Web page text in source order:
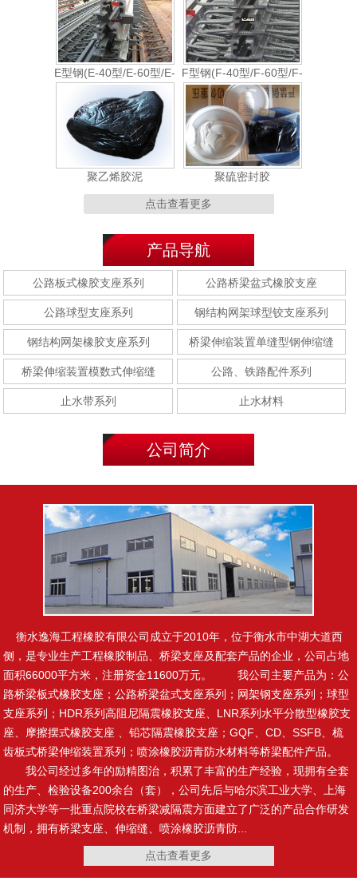
E型钢(E-40型/E-60型/E-
80型)
F型钢(F-40型/F-60型/F-
80型)
聚乙烯胶泥 聚硫密封胶
止水钢板 制品型遇水膨胀止水条
腻子型遇水膨胀止水条 橡塑止水带
复合止水带 施工缝用橡胶止水带
变形缝用橡胶止水带 橡胶止水带
可卸式橡胶止水带 自粘橡胶止水带
遇水膨胀橡胶止水带 钢边橡胶止水带
点击查看更多
产品导航
公路板式橡胶支座系列 公路桥梁盆式橡胶支座
公路球型支座系列 钢结构网架球型铰支座系列
钢结构网架橡胶支座系列 桥梁伸缩装置单缝型钢伸缩缝
桥梁伸缩装置模数式伸缩缝 公路、铁路配件系列
止水带系列 止水材料
公司简介
衡水逸海工程橡胶有限公司成立于2010年，位于衡水市中湖大道西
侧，是专业生产工程橡胶制品、桥梁支座及配套产品的企业，公司占地
面积66000平方米，注册资金11600万元。 我公司主要产品为：公
路桥梁板式橡胶支座；公路桥梁盆式支座系列；网架钢支座系列；球型
支座系列；HDR系列高阻尼隔震橡胶支座、LNR系列水平分散型橡胶支
座、摩擦摆式橡胶支座 、铅芯隔震橡胶支座；GQF、CD、SSFB、梳
齿板式桥梁伸缩装置系列；喷涂橡胶沥青防水材料等桥梁配件产品。
我公司经过多年的励精图治，积累了丰富的生产经验，现拥有全套
的生产、检验设备200余台（套），公司先后与哈尔滨工业大学、上海
同济大学等一批重点院校在桥梁减隔震方面建立了广泛的产品合作研发
机制，拥有桥梁支座、伸缩缝、喷涂橡胶沥青防...
点击查看更多